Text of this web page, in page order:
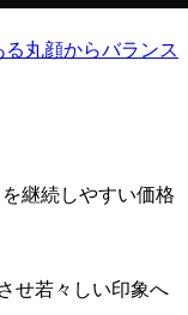
継続しやすい価格
せ若々しい印象へ